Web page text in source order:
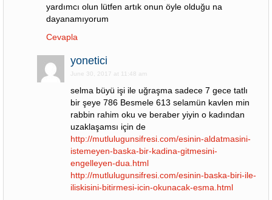
yardımcı olun lütfen artık onun öyle olduğu na
dayanamıyorum
Cevapla
yonetici
June 30, 2017 at 11:48 am
selma büyü işi ile uğraşma sadece 7 gece tatlı
bir şeye 786 Besmele 613 selamün kavlen min
rabbin rahim oku ve beraber yiyin o kadından
uzaklaşamsı için de
http://mutlulugunsifresi.com/esinin-aldatmasini-
istemeyen-baska-bir-kadina-gitmesini-
engelleyen-dua.html
http://mutlulugunsifresi.com/esinin-baska-biri-ile-
iliskisini-bitirmesi-icin-okunacak-esma.html